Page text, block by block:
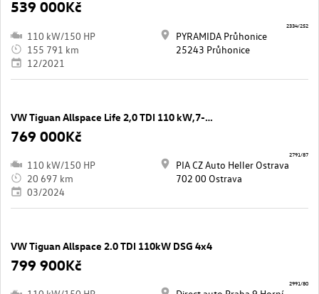
539 000Kč
110 kW/150 HP
155 791 km
12/2021
PYRAMIDA Průhonice
25243 Průhonice
2334/252
VW Tiguan Allspace Life 2,0 TDI 110 kW,7-míst
769 000Kč
110 kW/150 HP
20 697 km
03/2024
PIA CZ Auto Heller Ostrava
702 00 Ostrava
2791/87
VW Tiguan Allspace 2.0 TDI 110kW DSG 4x4
799 900Kč
2991/80